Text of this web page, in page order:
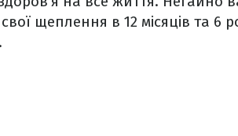
щеплення в 12 місяців та 6